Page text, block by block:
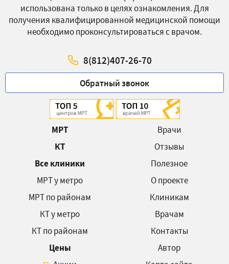
использована только в целях ознакомления. Для
получения квалифицированной медицинской помощи
необходимо проконсультироваться с врачом.
8(812)407-26-70
Обратный звонок
МРТ
КТ
Все клиники
МРТ у метро
МРТ по районам
КТ у метро
КТ по районам
Цены
Врачи
Отзывы
Полезное
О проекте
Клиникам
Врачам
Контакты
Автор